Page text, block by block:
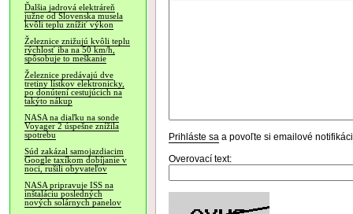
Ďalšia jadrová elektráreň
južne od Slovenska musela
kvôli teplu znížiť výkon
Železnice znižujú kvôli teplu
rýchlosť iba na 50 km/h,
spôsobuje to meškanie
Železnice predávajú dve
tretiny lístkov elektronicky,
po donútení cestujúcich na
takýto nákup
NASA na diaľku na sonde
Voyager 2 úspešne znížila
spotrebu
Súd zakázal samojazdiacim
Google taxíkom dobíjanie v
noci, rušili obyvateľov
NASA pripravuje ISS na
inštaláciu posledných
nových solárnych panelov
Prihláste sa a povoľte si emailové
Overovací text: